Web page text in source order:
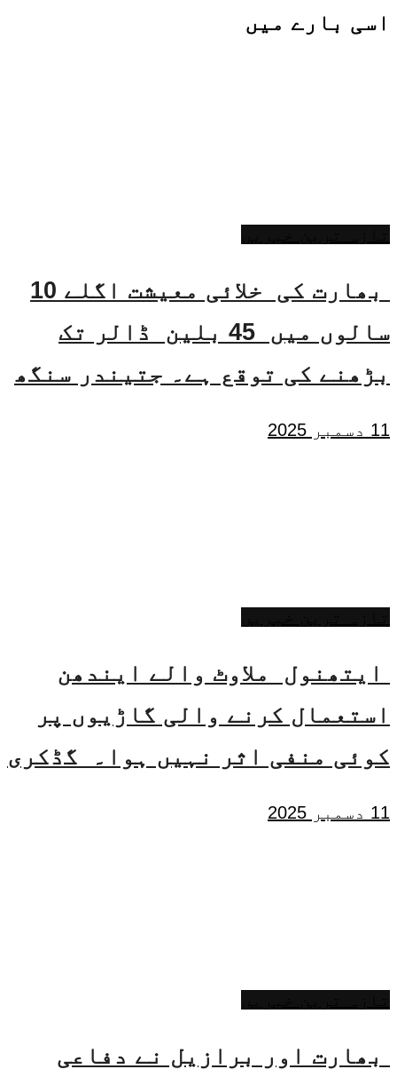
اسی بارے میں
بھارت کی خلائی معیشت اگلے 10
سالوں میں 45 بلین ڈالر تک
بڑھنے کی توقع ہے۔ جتیندر سنگھ
11 دسمبر 2025
ایتھنول ملاوٹ والے ایندھن
استعمال کرنے والی گاڑیوں پر
کوئی منفی اثر نہیں ہوا۔ گڈکری
11 دسمبر 2025
بھارت اور برازیل نے دفاعی